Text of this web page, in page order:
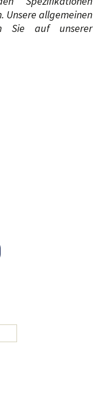
Unsere allgemeinen
Sie auf unserer